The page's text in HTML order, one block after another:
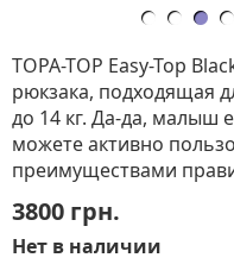
TOPA-TOP Easy-Top
рюкзака, подходящая
до 14 кг. Да-да, малыш
можете активно
преимуществами
3800 грн.
Нет в наличии